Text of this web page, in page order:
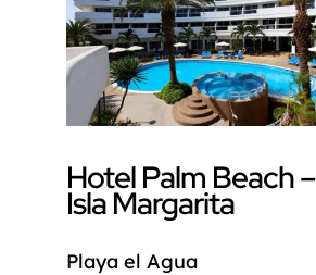
Hotel Palm Beach –
Isla Margarita
Playa el Agua